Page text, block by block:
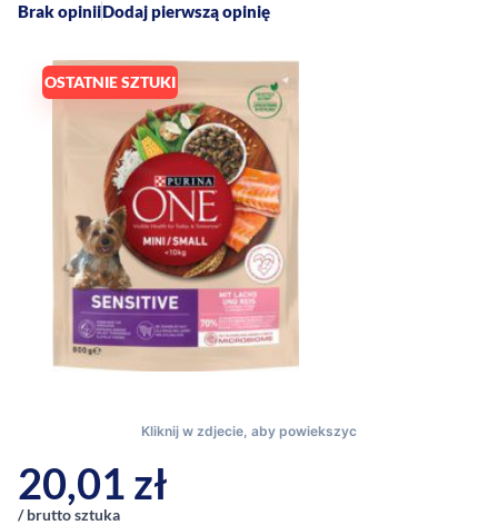
OSTATNIE SZTUKI
Brak opiniiDodaj pierwszą opinię
20,01zł
/ brutto sztuka